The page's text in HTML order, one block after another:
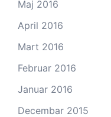
Maj 2016
April 2016
Mart 2016
Februar 2016
Januar 2016
Decembar 2015